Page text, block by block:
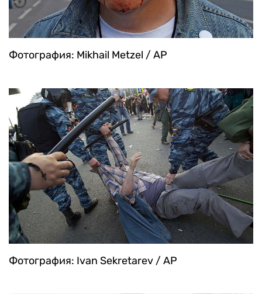
Фотография: Mikhail Metzel / AP
Фотография: Ivan Sekretarev / AP